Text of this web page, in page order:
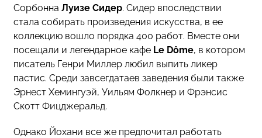
СорбоннаЛуизе Сидер. Сидер впоследствии
стала собирать произведения искусства, в ее
коллекцию вошло порядка 400 работ. Вместе они
посещали и легендарное кафе Le Dôme, в котором
писатель Генри Миллер любил выпить ликер
пастис. Среди завсегдатаев заведения были также
Эрнест Хемингуэй, Уильям Фолкнер и Фрэнсис
Скотт Фицджеральд.
Однако Йохани все же предпочитал работать